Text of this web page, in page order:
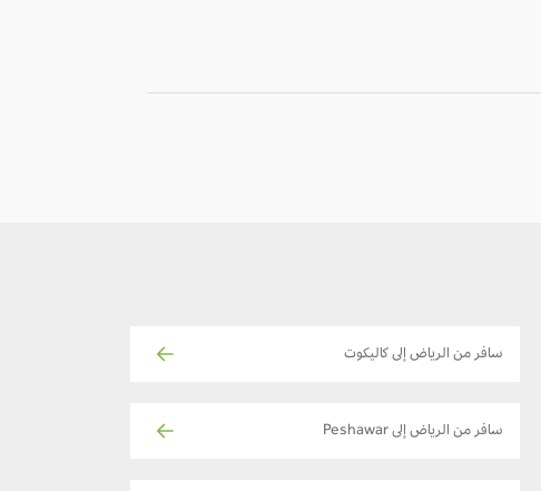
سافر من الرياض إلى كاليكوت
سافر من الرياض إلى Peshawar